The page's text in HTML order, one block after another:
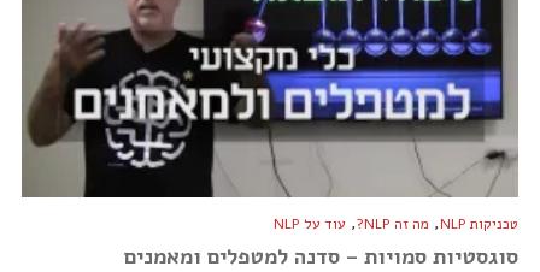
טכניקות NLP , מה זה NLP? , עוד על NLP
סוגסטיות סמויות – סדנה למטפלים ומאמנים